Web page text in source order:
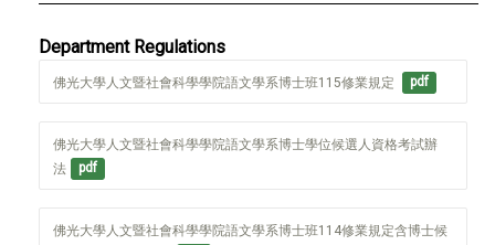
Department Regulations
佛光大學人文暨社會科學學院語文學系博士班115修業規定 pdf
佛光大學人文暨社會科學學院語文學系博士學位候選人資格考試辦
法
pdf
佛光大學人文暨社會科學學院語文學系博士班114修業規定含博士候